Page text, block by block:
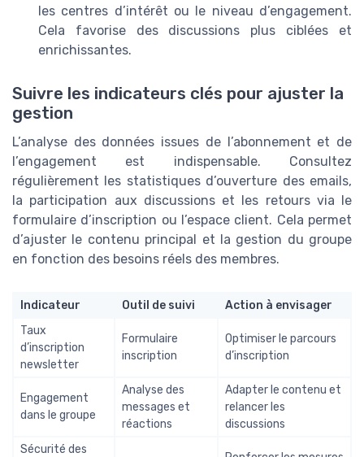
les centres d’intérêt ou le niveau d’engagement.
Cela favorise des discussions plus ciblées et
enrichissantes.
Suivre les indicateurs clés pour ajuster la
gestion
L’analyse des données issues de l’abonnement et de
l’engagement est indispensable. Consultez
régulièrement les statistiques d’ouverture des emails,
la participation aux discussions et les retours via le
formulaire d’inscription ou l’espace client. Cela permet
d’ajuster le contenu principal et la gestion du groupe
en fonction des besoins réels des membres.
Indicateur Outil de suivi
Action à envisager
Taux
d’inscription
newsletter
Formulaire
inscription
Optimiser le parcours
d’inscription
Engagement
dans le groupe
Analyse des
messages et
réactions
Adapter le contenu et
relancer les
discussions
Sécurité des